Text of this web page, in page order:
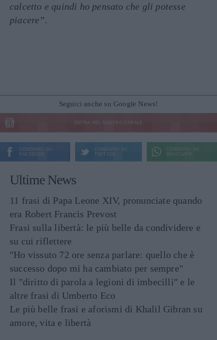
calcetto e quindi ho pensato che gli potesse
piacere”.
Seguici anche su Google News!
ENTRA NEL NOSTRO CANALE
CONDIVIDI SU
FACEBOOK
CONDIVIDI SU
TWITTER
CONDIVIDI SU
WHATSAPP
Ultime News
11 frasi di Papa Leone XIV, pronunciate quando
era Robert Francis Prevost
Frasi sulla libertà: le più belle da condividere e
su cui riflettere
"Ho vissuto 72 ore senza parlare: quello che è
successo dopo mi ha cambiato per sempre"
Il "diritto di parola a legioni di imbecilli" e le
altre frasi di Umberto Eco
Le più belle frasi e aforismi di Khalil Gibran su
amore, vita e libertà